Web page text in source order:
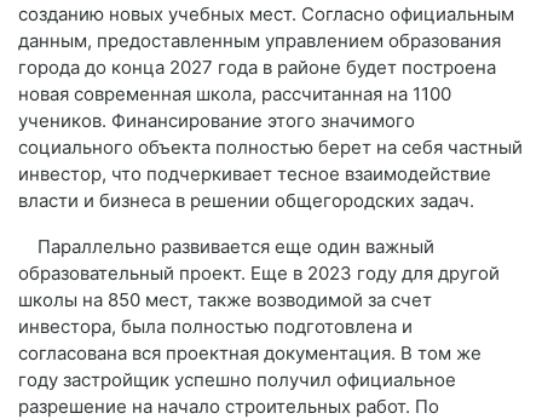
созданию новых учебных мест. Согласно официальным
данным, предоставленным управлением образования
города до конца 2027 года в районе будет построена
новая современная школа, рассчитанная на 1100
учеников. Финансирование этого значимого
социального объекта полностью берет на себя частный
инвестор, что подчеркивает тесное взаимодействие
власти и бизнеса в решении общегородских задач.
Параллельно развивается еще один важный
образовательный проект. Еще в 2023 году для другой
школы на 850 мест, также возводимой за счет
инвестора, была полностью подготовлена и
согласована вся проектная документация. В том же
году застройщик успешно получил официальное
разрешение на начало строительных работ. По